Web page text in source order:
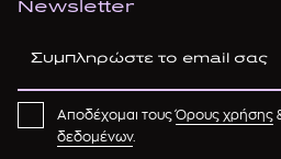
Newsletter
Αποδέχομαι τουςΌρους χρήσης
δεδομένων.